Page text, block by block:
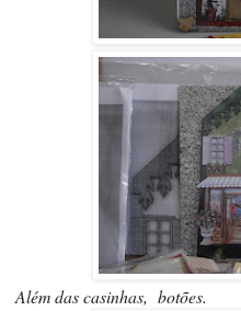
Além das casinhas, botões.